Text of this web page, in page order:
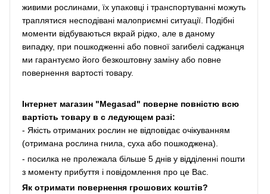
живими рослинами, їх упаковці і транспортуванні можуть
траплятися несподівані малоприємні ситуації. Подібні
моменти відбуваються вкрай рідко, але в даному
випадку, при пошкодженні або повної загибелі саджанця
ми гарантуємо його безкоштовну заміну або повне
повернення вартості товару.
Інтернет магазин "Megasad" поверне повністю всю
вартість товару в с ледующем разі:
- Якість отриманих рослин не відповідає очікуванням
(отримана рослина гнила, суха або пошкоджена).
- посилка не пролежала більше 5 днів у відділенні пошти
з моменту прибуття і повідомлення про це Вас.
Як отримати повернення грошових коштів?